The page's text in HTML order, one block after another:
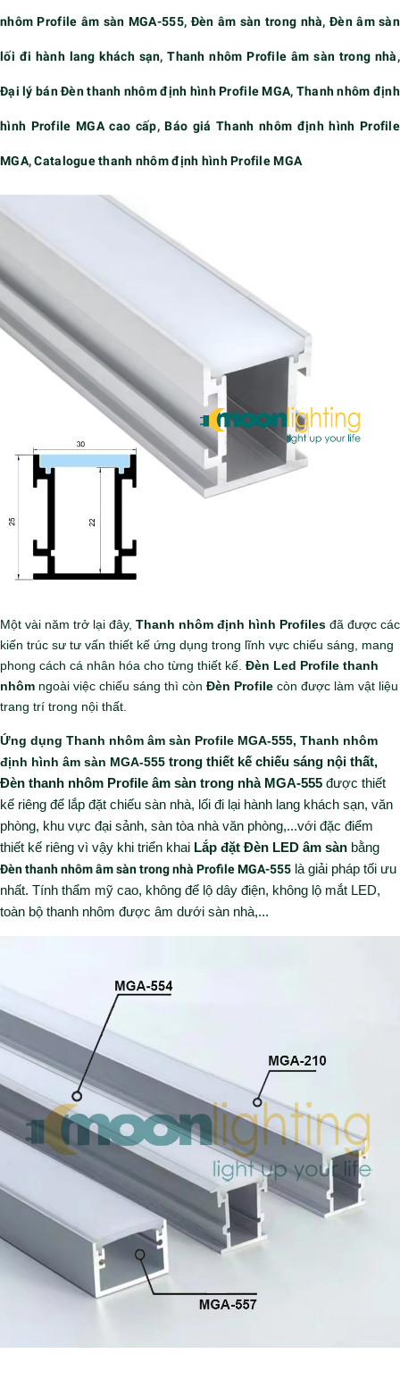
nhôm Profile âm sàn MGA-555, Đèn âm sàn trong nhà,Đèn âm sàn
lối đi hành lang khách sạn,Thanh nhôm Profile âm sàn trong nhà,
Đại lý bán Đèn thanh nhôm định hình Profile MGA, Thanh nhôm định
hình Profile MGA cao cấp,Báo giá Thanh nhôm định hình Profile
MGA,Catalogue thanh nhôm định hình Profile MGA
Một vài năm trở lại đây, Thanh nhôm định hình Profiles đã được các
kiến trúc sư tư vấn thiết kế ứng dụng trong lĩnh vực chiếu sáng, mang
phong cách cá nhân hóa cho từng thiết kế. Đèn Led Profile thanh
nhôm ngoài việc chiếu sáng thì còn Đèn Profile còn được làm vật liệu
trang trí trong nội thất.
Ứng dụng Thanh nhôm âm sàn Profile MGA-555, Thanh nhôm
định hình âm sàn MGA-555 trong thiết kế chiếu sáng nội thất,
Đèn thanh nhôm Profile âm sàn trong nhà MGA-555 được thiết
kế riêng để lắp đặt chiếu sàn nhà, lối đi lại hành lang khách sạn, văn
phòng, khu vực đại sảnh, sàn tòa nhà văn phòng,...với đặc điểm
thiết kế riêng vì vậy khi triển khai Lắp đặt Đèn LED âm sàn bằng
Đèn thanh nhôm âm sàn trong nhà Profile MGA-555 là giải pháp tối ưu
nhất. Tính thẩm mỹ cao, không để lộ dây điện, không lộ mắt LED,
toàn bộ thanh nhôm được âm dưới sàn nhà,...